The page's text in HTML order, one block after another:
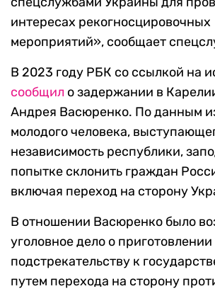
интересах рекогносцировочных
мероприятий», сообщает
В 2023 году РБК со ссылкой на
сообщил о задержании в
Андрея Васюренко. По данным
молодого человека,
независимость республики,
попытке склонить граждан
включая переход на сторону
В отношении Васюренко было
уголовное дело о приготовлении
подстрекательству к
путем перехода на сторону